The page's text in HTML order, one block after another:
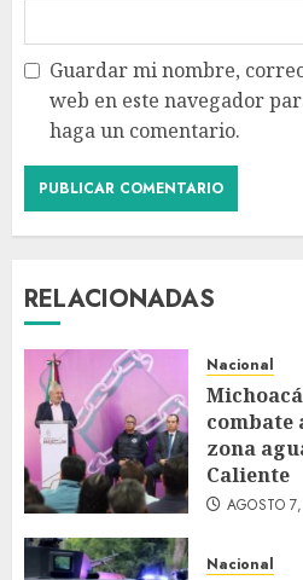
Guardar mi nombre,
web en este navegador
haga un comentario.
RELACIONADAS
Nacional
combate
zona
Caliente
AGOSTO
Nacional